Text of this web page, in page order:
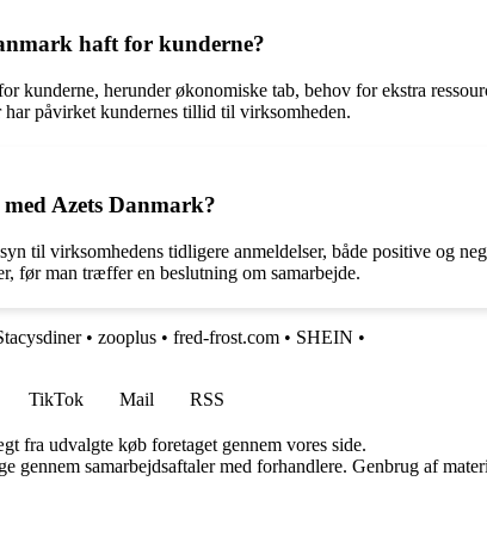
haft for kunderne?
kunderne, herunder økonomiske tab, behov for ekstra
påvirket kundernes tillid til virksomheden.
Azets Danmark?
til virksomhedens tidligere anmeldelser, både positive og
før man træffer en beslutning om samarbejde.
• zooplus • fred-frost.com • SHEIN •
TikTok Mail
RSS
fra udvalgte køb foretaget gennem vores side.
samarbejdsaftaler med forhandlere. Genbrug af